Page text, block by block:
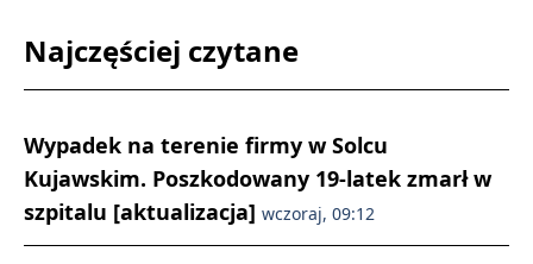
Najczęściej czytane
Wypadek na terenie firmy w Solcu
Kujawskim. Poszkodowany 19-latek zmarł w
szpitalu [aktualizacja] wczoraj, 09:12